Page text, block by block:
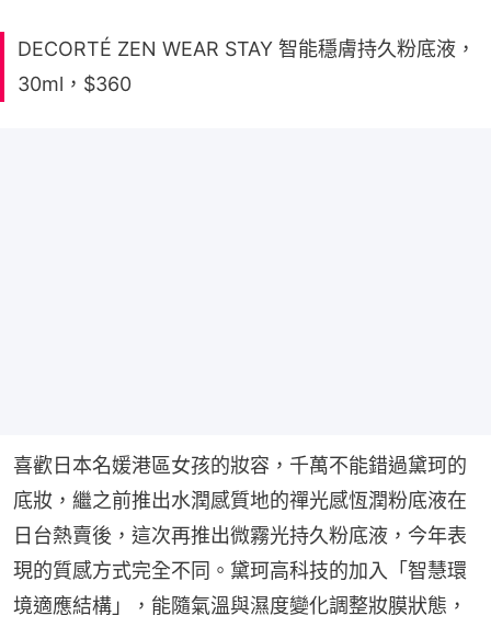
DECORTÉ ZEN WEAR STAY 智能穩膚持久粉底液，
30ml，$360
喜歡日本名媛港區女孩的妝容，千萬不能錯過黛珂的
底妝，繼之前推出水潤感質地的禪光感恆潤粉底液在
日台熱賣後，這次再推出微霧光持久粉底液，今年表
現的質感方式完全不同。黛珂高科技的加入「智慧環
境適應結構」，能隨氣溫與濕度變化調整妝膜狀態，